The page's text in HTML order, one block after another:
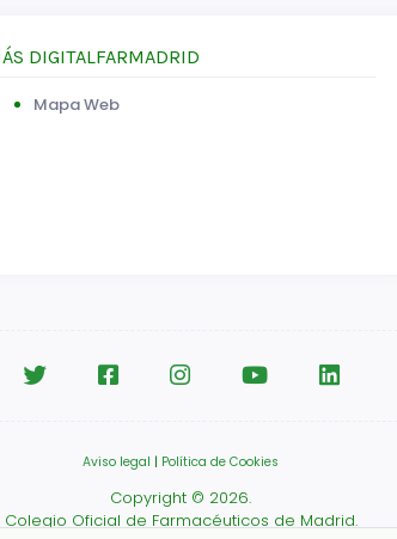
DIGITALFARMADRID
Mapa Web
Aviso legal | Política de Cookies
Copyright © 2026.
Colegio Oficial de Farmacéuticos de Madrid.